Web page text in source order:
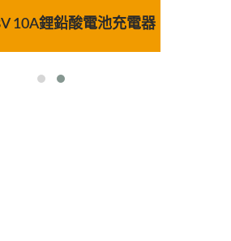
鋰鉛酸電池充電器